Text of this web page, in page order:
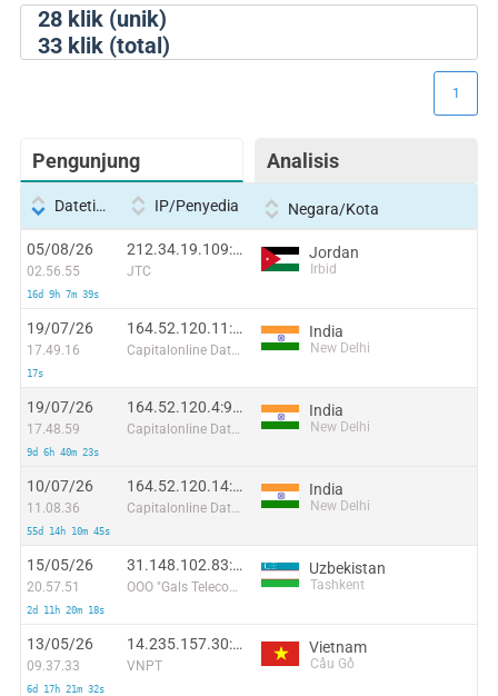
28klik (unik)
33klik (total)
Pengunjung Analisis
1
Datetime IP/Penyedia Negara/Kota
05/08/26
02.56.55
16d 9h 7m 39s
212.34.19.109:56204
JTC
Jordan
Irbid
19/07/26
17.49.16
17s
164.52.120.11:12313
Capitalonline Data Service (HK) Co
India
New Delhi
19/07/26
17.48.59
9d 6h 40m 23s
164.52.120.4:9576
Capitalonline Data Service (HK) Co
India
New Delhi
10/07/26
11.08.36
55d 14h 10m 45s
164.52.120.14:63718
Capitalonline Data Service (HK) Co
India
New Delhi
15/05/26
20.57.51
2d 11h 20m 18s
31.148.102.83:39770
OOO "Gals Telecom"
Uzbekistan
Tashkent
13/05/26
09.37.33
6d 17h 21m 32s
14.235.157.30:58562
VNPT
Vietnam
Cầu Gồ